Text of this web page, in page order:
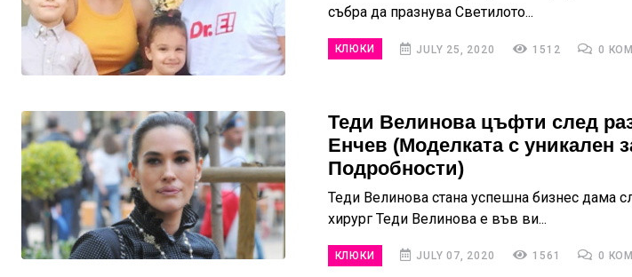
събра да празнува Светилото...
КЛЮКИ JULY 25, 2020 1512 0
Теди Велинова цъфти след
Енчев (Моделката с уникален
Подробности)
Теди Велинова стана успешна бизнес дама
хирург Теди Велинова е във ви...
КЛЮКИ JULY 07, 2020 1561 0